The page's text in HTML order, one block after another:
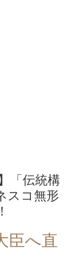
「伝統構
スコ無形
臣へ直